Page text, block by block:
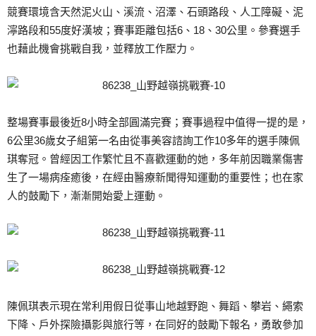
競賽環境含天然泥火山、溪流、沼澤、石頭路段、人工障礙、泥
濘路段和55度好漢坡；賽事距離包括6、18、30公里。參賽選手
也藉此機會挑戰自我，並釋放工作壓力。
整場賽事最後近8小時全部圓滿完賽；賽事過程中值得一提的是，
6公里36歲女子組第一名由從事美容諮詢工作10多年的選手陳佩
琪奪冠。曾經因工作繁忙且不喜歡運動的她，多年前因職業傷害
生了一場病痊癒後，在經由醫療新聞得知運動的重要性；也在家
人的鼓勵下，漸漸開始愛上運動。
陳佩琪表示現在常利用假日從事山地越野跑、舞蹈、攀岩、繩索
下降、戶外探險攝影與旅行等，在同好的鼓勵下報名，勇敢參加